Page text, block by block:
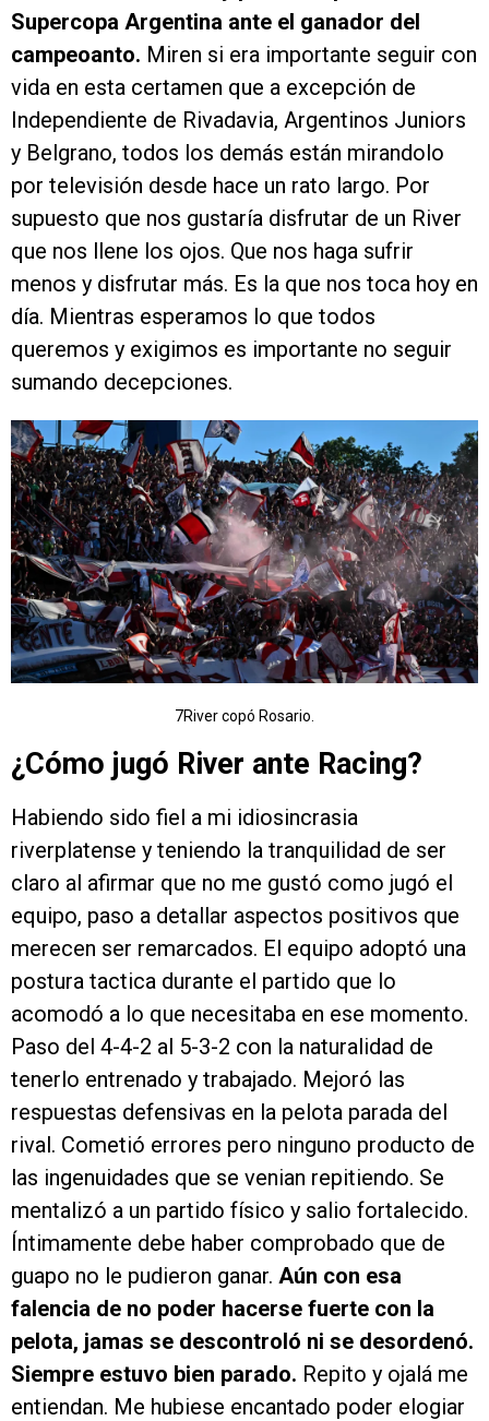
Supercopa Argentina ante el ganador del
campeoanto. Miren si era importante seguir con
vida en esta certamen que a excepción de
Independiente de Rivadavia, Argentinos Juniors
y Belgrano, todos los demás están mirandolo
por televisión desde hace un rato largo. Por
supuesto que nos gustaría disfrutar de un River
que nos llene los ojos. Que nos haga sufrir
menos y disfrutar más. Es la que nos toca hoy en
día. Mientras esperamos lo que todos
queremos y exigimos es importante no seguir
sumando decepciones.
7River copó Rosario.
¿Cómo jugó River ante Racing?
Habiendo sido fiel a mi idiosincrasia
riverplatense y teniendo la tranquilidad de ser
claro al afirmar que no me gustó como jugó el
equipo, paso a detallar aspectos positivos que
merecen ser remarcados. El equipo adoptó una
postura tactica durante el partido que lo
acomodó a lo que necesitaba en ese momento.
Paso del 4-4-2 al 5-3-2 con la naturalidad de
tenerlo entrenado y trabajado. Mejoró las
respuestas defensivas en la pelota parada del
rival. Cometió errores pero ninguno producto de
las ingenuidades que se venian repitiendo. Se
mentalizó a un partido físico y salio fortalecido.
Íntimamente debe haber comprobado que de
guapo no le pudieron ganar. Aún con esa
falencia de no poder hacerse fuerte con la
pelota, jamas se descontroló ni se desordenó.
Siempre estuvo bien parado. Repito y ojalá me
entiendan. Me hubiese encantado poder elogiar